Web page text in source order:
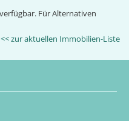
Für Alternativen
<< zur aktuellen Immobilien-Liste